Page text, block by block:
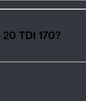
und Ganzjahresreifen für Autos AUDI A5 20 TDI 170?